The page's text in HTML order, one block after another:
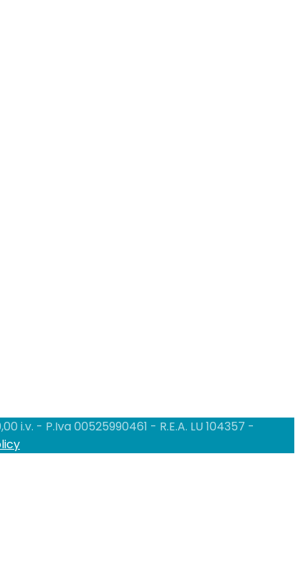
- P.Iva 00525990461 - R.E.A. LU 104357 -